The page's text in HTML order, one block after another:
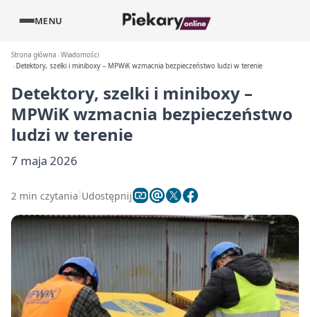
MENU
Strona główna Wiadomości
Detektory, szelki i miniboxy – MPWiK wzmacnia bezpieczeństwo ludzi w terenie
Detektory, szelki i miniboxy –
MPWiK wzmacnia bezpieczeństwo
ludzi w terenie
7 maja 2026
2 min czytania Udostępnij